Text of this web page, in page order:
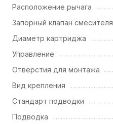
Расположение рычага
Запорный клапан смесителя
Диаметр картриджа
Управление
Отверстия для монтажа
Вид крепления
Стандарт подводки
Подводка